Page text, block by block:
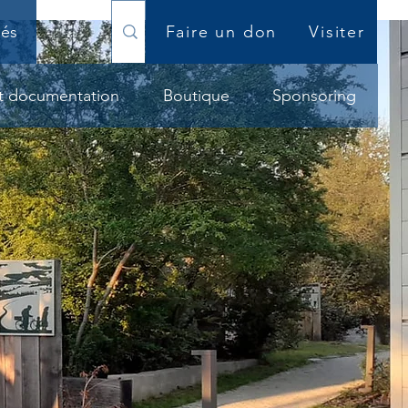
Faire un don Visiter
documentation Boutique Sponsoring